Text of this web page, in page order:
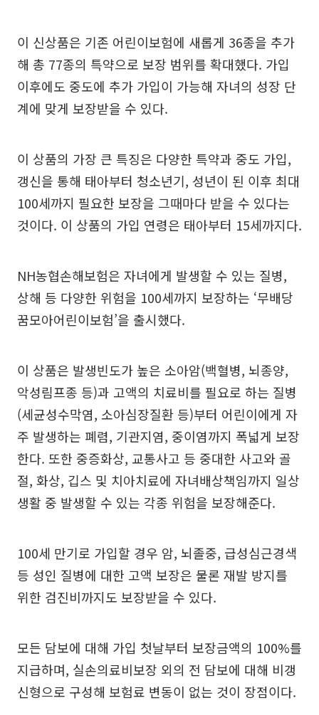
이 신상품은 기존 어린이보험에 새롭게 36종을 추가
해 총 77종의 특약으로 보장 범위를 확대했다. 가입
이후에도 중도에 추가 가입이 가능해 자녀의 성장 단
계에 맞게 보장받을 수 있다.
이 상품의 가장 큰 특징은 다양한 특약과 중도 가입,
갱신을 통해 태아부터 청소년기, 성년이 된 이후 최대
100세까지 필요한 보장을 그때마다 받을 수 있다는
것이다. 이 상품의 가입 연령은 태아부터 15세까지다.
NH농협손해보험은 자녀에게 발생할 수 있는 질병,
상해 등 다양한 위험을 100세까지 보장하는 ‘무배당
꿈모아어린이보험’을 출시했다.
이 상품은 발생빈도가 높은 소아암(백혈병, 뇌종양,
악성림프종 등)과 고액의 치료비를 필요로 하는 질병
(세균성수막염, 소아심장질환 등)부터 어린이에게 자
주 발생하는 폐렴, 기관지염, 중이염까지 폭넓게 보장
한다. 또한 중증화상, 교통사고 등 중대한 사고와 골
절, 화상, 깁스 및 치아치료에 자녀배상책임까지 일상
생활 중 발생할 수 있는 각종 위험을 보장해준다.
100세 만기로 가입할 경우 암, 뇌졸중, 급성심근경색
등 성인 질병에 대한 고액 보장은 물론 재발 방지를
위한 검진비까지도 보장받을 수 있다.
모든 담보에 대해 가입 첫날부터 보장금액의 100%를
지급하며, 실손의료비보장 외의 전 담보에 대해 비갱
신형으로 구성해 보험료 변동이 없는 것이 장점이다.